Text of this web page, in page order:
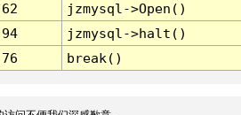
62
jzmysql->Open()
94
jzmysql->halt()
76 break()